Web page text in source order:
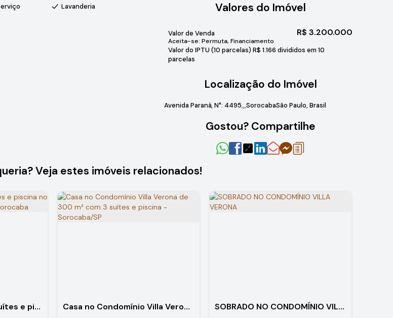
Lavanderia
Valores do Imóvel
R$ 3.200.000
Valor de Venda
Aceita-se: Permuta, Financiamento
Valor do IPTU (10 parcelas) R$ 1.166 divididos em 10
parcelas
Localização do Imóvel
Avenida Paraná, N°: 4495 SorocabaSão Paulo, Brasil
Gostou? Compartilhe
Veja estes imóveis relacionados!
Casa térrea com 03 suítes e piscina no Condomínio Villa Verona - Sorocaba Casa no Condomínio Villa Verona de 300 m² com 3 suítes e piscina - Sorocaba/SP SOBRADO NO CONDOMÍNIO VILLA VERONA